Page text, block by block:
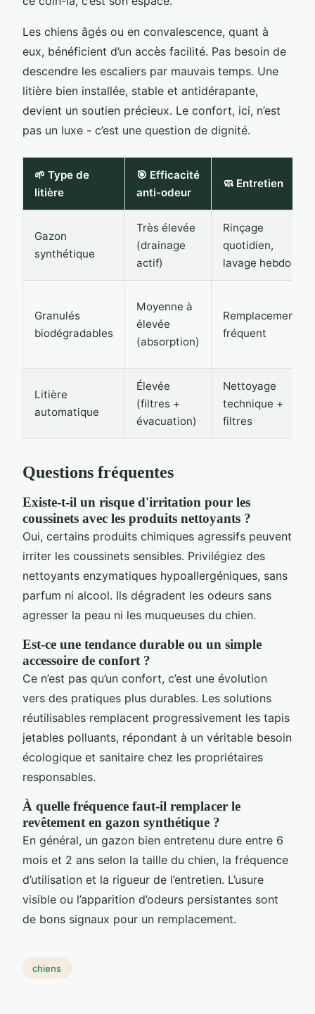
Les chiens âgés ou en convalescence, quant à
eux, bénéficient d’un accès facilité. Pas besoin de
descendre les escaliers par mauvais temps. Une
litière bien installée, stable et antidérapante,
devient un soutien précieux. Le confort, ici, n’est
pas un luxe - c’est une question de dignité.
🌱 Type de
litière
🎯 Efficacité
anti-odeur
🧼 Entretien
Gazon
synthétique
Très élevée
(drainage
actif)
Rinçage
quotidien,
lavage hebdo
Granulés
biodégradables
Moyenne à
élevée
(absorption)
Remplacement
fréquent
Litière
automatique
Élevée
(filtres +
évacuation)
Nettoyage
technique +
filtres
Questions fréquentes
Existe-t-il un risque d'irritation pour les
coussinets avec les produits nettoyants ?
Oui, certains produits chimiques agressifs peuvent
irriter les coussinets sensibles. Privilégiez des
nettoyants enzymatiques hypoallergéniques, sans
parfum ni alcool. Ils dégradent les odeurs sans
agresser la peau ni les muqueuses du chien.
Est-ce une tendance durable ou un simple
accessoire de confort ?
Ce n’est pas qu’un confort, c’est une évolution
vers des pratiques plus durables. Les solutions
réutilisables remplacent progressivement les tapis
jetables polluants, répondant à un véritable besoin
écologique et sanitaire chez les propriétaires
responsables.
À quelle fréquence faut-il remplacer le
revêtement en gazon synthétique ?
En général, un gazon bien entretenu dure entre 6
mois et 2 ans selon la taille du chien, la fréquence
d’utilisation et la rigueur de l’entretien. L’usure
visible ou l’apparition d’odeurs persistantes sont
de bons signaux pour un remplacement.
chiens